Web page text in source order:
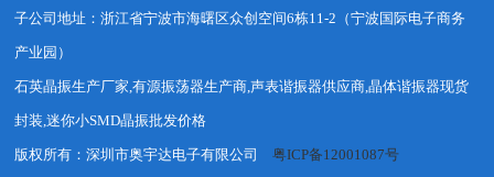
子公司地址：浙江省宁波市海曙区众创空间6栋11-2（宁波国际电子商务
产业园）
石英晶振生产厂家,有源振荡器生产商,声表谐振器供应商,晶体谐振器现货
封装,迷你小SMD晶振批发价格
版权所有：深圳市奥宇达电子有限公司粤ICP备12001087号